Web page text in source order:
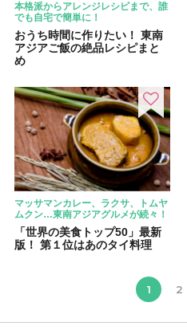
本格派からアレンジレシピまで、誰
でも自宅で簡単に！
おうち時間に作りたい！ 東南
アジアご飯の絶品レシピまと
め
マッサマンカレー、ラクサ、トムヤ
ムクン…東南アジアグルメが続々！
「世界の美食トップ50」最新
版！ 第１位はあのタイ料理
1 2